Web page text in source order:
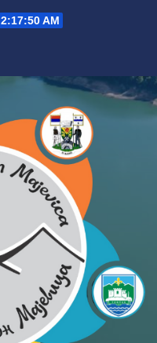
2:17:51 AM